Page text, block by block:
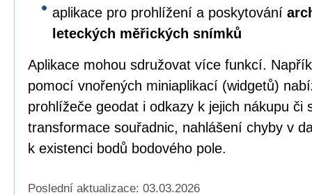
aplikace pro prohlížení a poskytování
leteckých měřických snímků
Aplikace mohou sdružovat více funkcí.
pomocí vnořených miniaplikací (widgetů)
prohlížeče geodat i odkazy k jejich nákupu či
transformace souřadnic, nahlášení chyby v
k existenci bodů bodového pole.
Poslední aktualizace: 03.03.2026